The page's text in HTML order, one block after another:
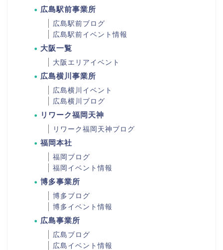
広島駅前事業所
広島駅前ブログ
広島駅前イベント情報
大阪一覧
大阪エリアイベント
広島横川事業所
広島横川イベント
広島横川ブログ
リワーク福岡天神
リワーク福岡天神ブログ
福岡本社
福岡ブログ
福岡イベント情報
博多事業所
博多ブログ
博多イベント情報
広島事業所
広島ブログ
広島イベント情報